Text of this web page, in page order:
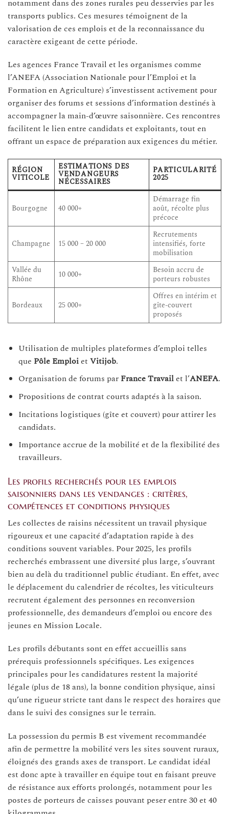
notamment dans des zones rurales peu desservies par les
transports publics. Ces mesures témoignent de la
valorisation de ces emplois et de la reconnaissance du
caractère exigeant de cette période.
Les agences France Travail et les organismes comme
l’ANEFA (Association Nationale pour l’Emploi et la
Formation en Agriculture) s’investissent activement pour
organiser des forums et sessions d’information destinés à
accompagner la main-d’œuvre saisonnière. Ces rencontres
facilitent le lien entre candidats et exploitants, tout en
offrant un espace de préparation aux exigences du métier.
RÉGION
VITICOLE
ESTIMATIONS DES
VENDANGEURS
NÉCESSAIRES
PARTICULARITÉ
2025
Bourgogne 40 000+
Démarrage fin
août, récolte plus
précoce
Champagne 15 000 – 20 000
Recrutements
intensifiés, forte
mobilisation
Vallée du
Rhône
10 000+
Besoin accru de
porteurs robustes
Bordeaux 25 000+
Offres en intérim et
gîte-couvert
proposés
Utilisation de multiples plateformes d’emploi telles
que Pôle Emploiet Vitijob.
Organisation de forums par France Travailet l’ANEFA.
Propositions de contrat courts adaptés à la saison.
Incitations logistiques (gîte et couvert) pour attirer les
candidats.
Importance accrue de la mobilité et de la flexibilité des
travailleurs.
Les profils recherchés pour les emplois
saisonniers dans les vendanges : critères,
compétences et conditions physiques
Les collectes de raisins nécessitent un travail physique
rigoureux et une capacité d’adaptation rapide à des
conditions souvent variables. Pour 2025, les profils
recherchés embrassent une diversité plus large, s’ouvrant
bien au delà du traditionnel public étudiant. En effet, avec
le déplacement du calendrier de récoltes, les viticulteurs
recrutent également des personnes en reconversion
professionnelle, des demandeurs d’emploi ou encore des
jeunes en Mission Locale.
Les profils débutants sont en effet accueillis sans
prérequis professionnels spécifiques. Les exigences
principales pour les candidatures restent la majorité
légale (plus de 18 ans), la bonne condition physique, ainsi
qu’une rigueur stricte tant dans le respect des horaires que
dans le suivi des consignes sur le terrain.
La possession du permis B est vivement recommandée
afin de permettre la mobilité vers les sites souvent ruraux,
éloignés des grands axes de transport. Le candidat idéal
est donc apte à travailler en équipe tout en faisant preuve
de résistance aux efforts prolongés, notamment pour les
postes de porteurs de caisses pouvant peser entre 30 et 40